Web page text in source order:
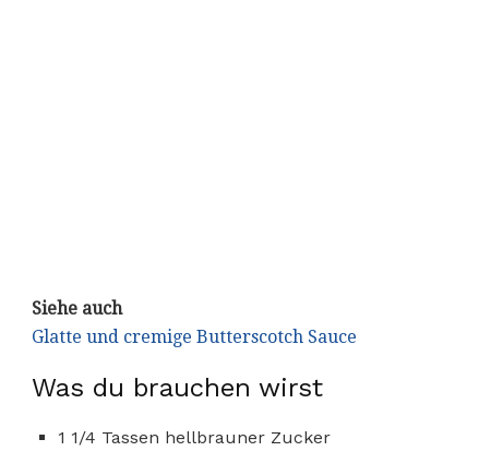
Siehe auch
Glatte und cremige Butterscotch Sauce
Was du brauchen wirst
1 1/4 Tassen hellbrauner Zucker